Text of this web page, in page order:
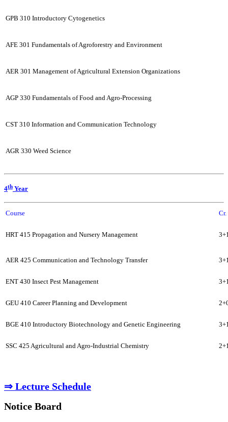
GPB 310 Introductory Cytogenetics
AFE 301 Fundamentals of Agroforestry and Environment
AER 301 Management of Agricultural Extension Organizations
AGP 330 Fundamentals of Food and Agro-Processing
CST 310 Information and Communication Technology
AGR 330 Weed Science
4th Year
Course Cr.
HRT 415 Propagation and Nursery Management
AER 425 Communication and Technology Transfer
ENT 430 Insect Pest Management
GEU 410 Career Planning and Development
BGE 410 Introductory Biotechnology and Genetic Engineering
SSC 425 Agricultural and Agro-Industrial Chemistry
⇒ Lecture Schedule
Notice Board